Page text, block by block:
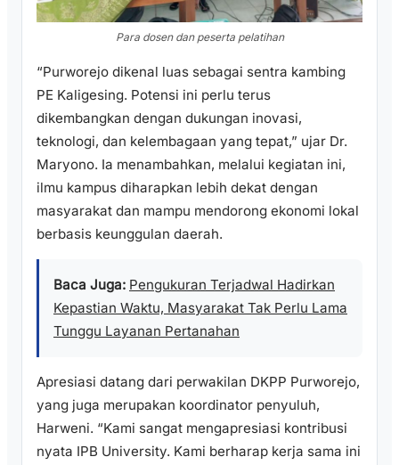
Para dosen dan peserta pelatihan
“Purworejo dikenal luas sebagai sentra kambing
PE Kaligesing. Potensi ini perlu terus
dikembangkan dengan dukungan inovasi,
teknologi, dan kelembagaan yang tepat,” ujar Dr.
Maryono. Ia menambahkan, melalui kegiatan ini,
ilmu kampus diharapkan lebih dekat dengan
masyarakat dan mampu mendorong ekonomi lokal
berbasis keunggulan daerah.
Baca Juga: Pengukuran Terjadwal Hadirkan
Kepastian Waktu, Masyarakat Tak Perlu Lama
Tunggu Layanan Pertanahan
Apresiasi datang dari perwakilan DKPP Purworejo,
yang juga merupakan koordinator penyuluh,
Harweni. “Kami sangat mengapresiasi kontribusi
nyata IPB University. Kami berharap kerja sama ini